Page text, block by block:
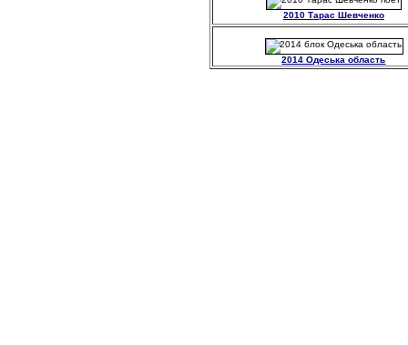
2010 Тарас Шевченко
2014 Одеська область